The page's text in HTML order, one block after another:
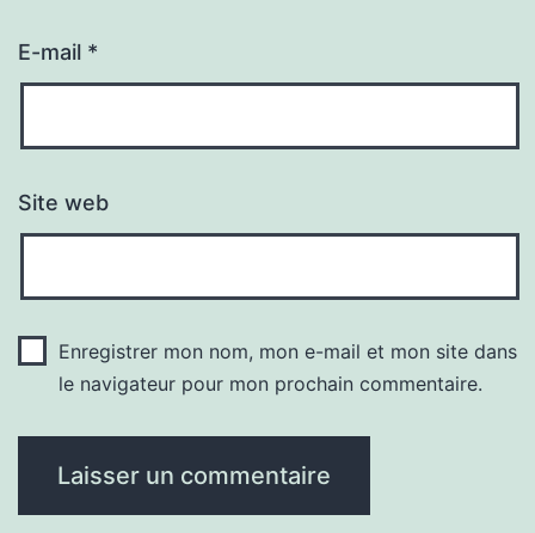
E-mail *
Site web
Enregistrer mon nom, mon e-mail et mon site dans
le navigateur pour mon prochain commentaire.